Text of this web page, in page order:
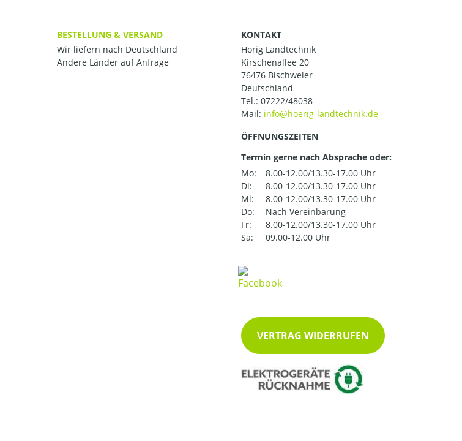
BESTELLUNG & VERSAND
Wir liefern nach Deutschland
Andere Länder auf Anfrage
KONTAKT
Hörig Landtechnik
Kirschenallee 20
76476 Bischweier
Deutschland
Tel.: 07222/48038
Mail:
ÖFFNUNGSZEITEN
Termin gerne nach Absprache oder:
Mo:
8.00-12.00/13.30-17.00 Uhr
Di:
8.00-12.00/13.30-17.00 Uhr
Mi:
8.00-12.00/13.30-17.00 Uhr
Do:
Nach Vereinbarung
Fr:
8.00-12.00/13.30-17.00 Uhr
Sa:
09.00-12.00 Uhr
VERTRAG WIDERRUFEN